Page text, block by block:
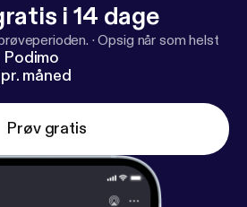
i 14 dage
·Opsig når som helst
måned
Prøv gratis